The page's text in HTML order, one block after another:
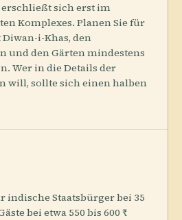
erschließt sich erst im
Komplexes. Planen Sie für
i-Khas, den
und den Gärten mindestens
Wer in die Details der
will, sollte sich einen halben
Staatsbürger bei 35
bei etwa 550 bis 600 ₹